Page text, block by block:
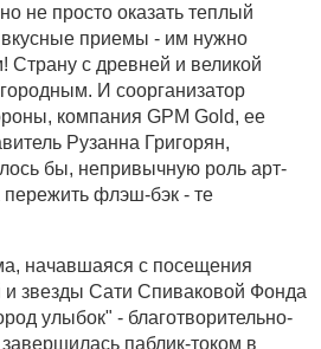
не просто оказать теплый
вкусные приемы - им нужно
Страну с древней и великой
И соорганизатор
компания GPM Gold, ее
Рузанна Григорян,
бы, непривычную роль арт-
флэш-бэк - те
начавшаяся с посещения
и звезды Сати Спиваковой Фонда
улыбок" - благотворительно-
паблик-током в